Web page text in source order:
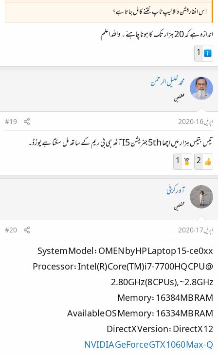
اِس انفارمیشن والا لیپ ٹاپ کتنے کا مِل جاتا ہے؟
اندازہ ہے کہ 20 ہزار تک کا ہونا چاہئے ۔ واللہ اعلم
1
محمد خلیل الرحمٰن
محفلین
اپریل 16، 2020
#19
تیس بتیس ہزار میں اچھا 5th جنریشن I5 آٹھ جی بی ریم کے ساتھ مل سکتا ہے یوزڈ۔
2
1
آورکزئی
محفلین
اپریل 17، 2020
#20
System Model: OMEN by HP Laptop 15-ce0xx
Processor: Intel(R) Core(TM) i7-7700HQ CPU @
2.80GHz (8 CPUs), ~2.8GHz
Memory: 16384MB RAM
Available OS Memory: 16334MB RAM
DirectX Version: DirectX 12
NVIDIA GeForce GTX 1060 Max-Q